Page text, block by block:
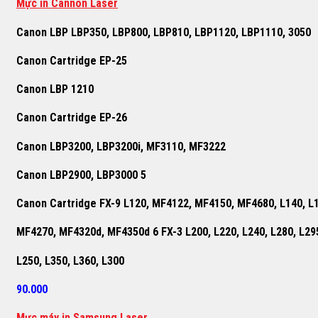
Mực in Cannon Laser
Canon LBP LBP350, LBP800, LBP810, LBP1120, LBP1110, 3050
Canon Cartridge EP-25
Canon LBP 1210
Canon Cartridge EP-26
Canon LBP3200, LBP3200i, MF3110, MF3222
Canon LBP2900, LBP3000 5
Canon Cartridge FX-9 L120, MF4122, MF4150, MF4680, L140,
MF4270, MF4320d, MF4350d 6 FX-3 L200, L220, L240, L280,
L250, L350, L360, L300
90.000